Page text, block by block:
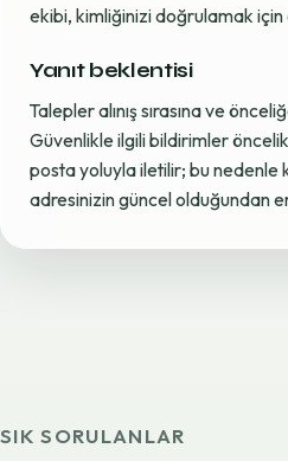
ekibi, kimliğinizi doğrulamak
Yanıt beklentisi
Talepler alınış sırasına ve
Güvenlikle ilgili bildirimler
posta yoluyla iletilir; bu nedenle
adresinizin güncel olduğundan
SIK SORULANLAR